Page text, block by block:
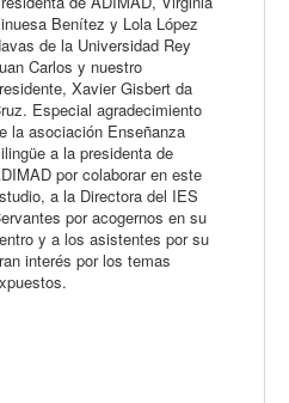
Benítez y Lola López
de la Universidad Rey
Carlos y nuestro
Xavier Gisbert da
Especial agradecimiento
la asociación Enseñanza
a la presidenta de
por colaborar en este
a la Directora del IES
por acogernos en su
y a los asistentes por su
interés por los temas